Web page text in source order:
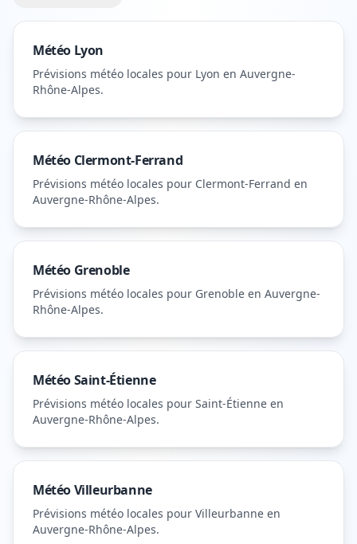
Météo Lyon
Prévisions météo locales pour Lyon en Auvergne-
Rhône-Alpes.
Météo Clermont-Ferrand
Prévisions météo locales pour Clermont-Ferrand en
Auvergne-Rhône-Alpes.
Météo Grenoble
Prévisions météo locales pour Grenoble en Auvergne-
Rhône-Alpes.
MétéoSaint-Étienne
Prévisions météo locales pour Saint-Étienne en
Auvergne-Rhône-Alpes.
MétéoVilleurbanne
Prévisions météo locales pour Villeurbanne en
Auvergne-Rhône-Alpes.